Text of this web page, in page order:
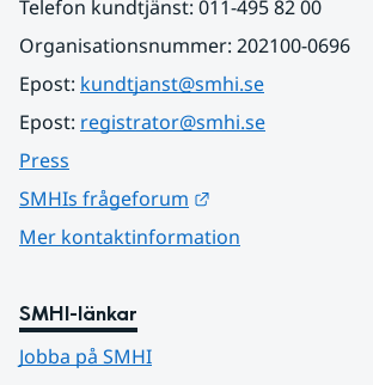
Telefon kundtjänst: 011-495 82 00
Organisationsnummer: 202100-0696
Epost: kundtjanst@smhi.se
Epost: registrator@smhi.se
Press
SMHIs frågeforum
Mer kontaktinformation
SMHI-länkar
Jobba på SMHI